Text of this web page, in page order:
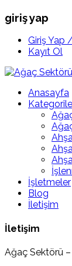
giriş yap
Giriş Yap
Kayıt Ol
Anasayfa
İşletmeler
Blog
İletişim
İletişim
Ağaç Sektörü